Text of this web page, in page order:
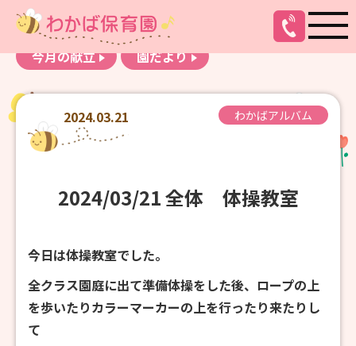
お知らせ
わかばアルバム
今月の献立
園だより
2024.03.21 わかばアルバム
2024/03/21 全体 体操教室
今日は体操教室でした。
全クラス園庭に出て準備体操をした後、ロープの上
を歩いたりカラーマーカーの上を行ったり来たりし
て